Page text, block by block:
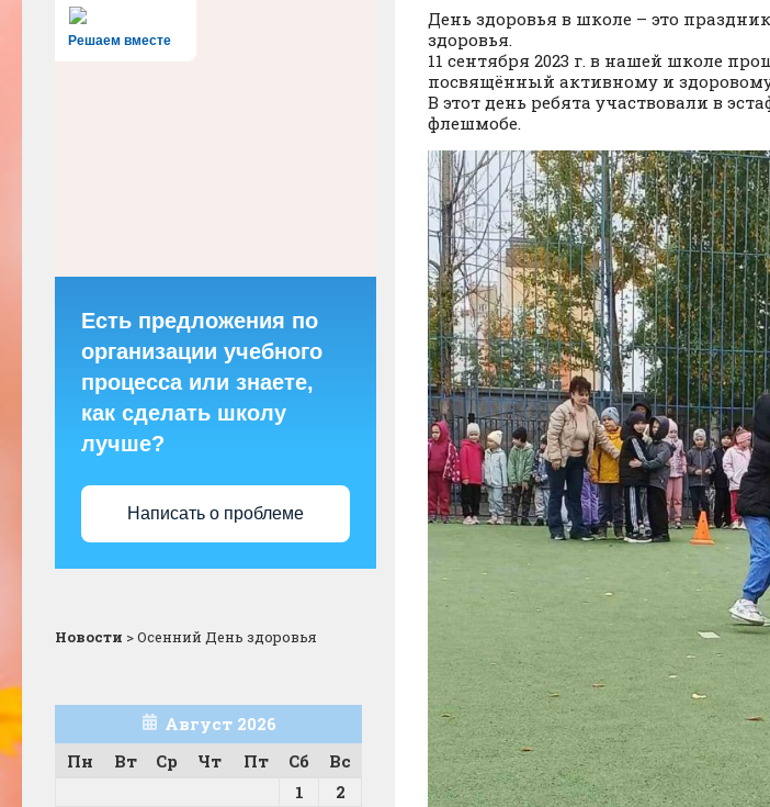
День здоровья в школе – это
здоровья.
11 сентября 2023 г. в нашей школе
посвящённый активному и
В этот день ребята участвовали в
флешмобе.
Решаем вместе
Есть предложения по
организации учебного
процесса или знаете,
как сделать школу
лучше?
Написать о проблеме
Новости >Осенний День здоровья
Август 2026
Пн
Вт Ср Чт Пт Сб
Вс
1
2